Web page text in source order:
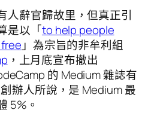
人辭官歸故里，但真正引
是以「to help people
」為宗旨的非牟利組
，上月底宣布撤出
的 Medium 雜誌有
辦人所說，是 Medium 最
5%。